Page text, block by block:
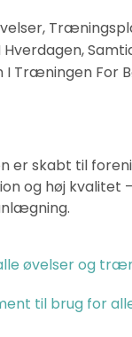
Hverdagen,
I Træningen For
er skabt til
og høj kvalitet
øvelser og
til brug for